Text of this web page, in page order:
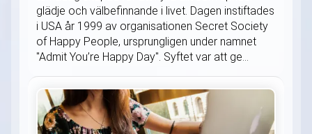
glädje och välbefinnande i livet. Dagen instiftades
i USA år 1999 av organisationen Secret Society
of Happy People, ursprungligen under namnet
"Admit You’re Happy Day". Syftet var att ge...